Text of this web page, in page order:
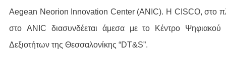
Aegean Neorion Innovation Center (ANIC). Η CISCO, στο
στο ANIC διασυνδέεται άμεσα με το Κέντρο Ψηφιακού
Δεξιοτήτων της Θεσσαλονίκης “DT&S”.